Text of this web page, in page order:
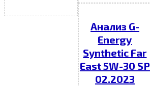
Анализ G-
Energy
Synthetic Far
East 5W-30 SP
02.2023